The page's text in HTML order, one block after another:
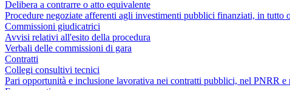
Delibera a contrarre o atto equivalente
Procedure negoziate afferenti agli investimenti pubblici finanziati, in
Commissioni giudicatrici
Avvisi relativi all'esito della procedura
Verbali delle commissioni di gara
Contratti
Collegi consultivi tecnici
Pari opportunità e inclusione lavorativa nei contratti pubblici, nel PNRR e